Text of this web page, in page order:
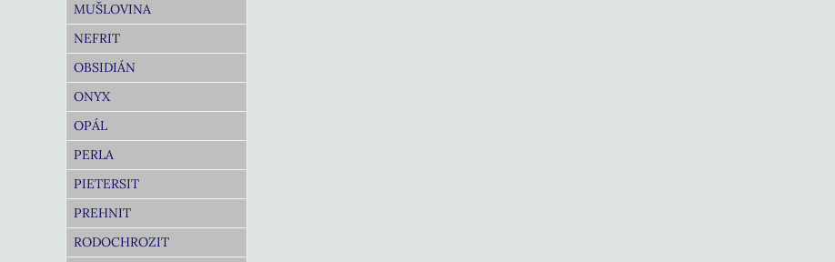
MUŠLOVINA
NEFRIT
OBSIDIÁN
ONYX
OPÁL
PERLA
PIETERSIT
PREHNIT
RODOCHROZIT